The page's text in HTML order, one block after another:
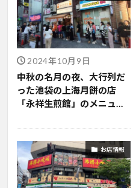
2024年10月9日
中秋の名月の夜、大行列だ
った池袋の上海月餅の店
「永祥生煎館」のメニュー
お店情報